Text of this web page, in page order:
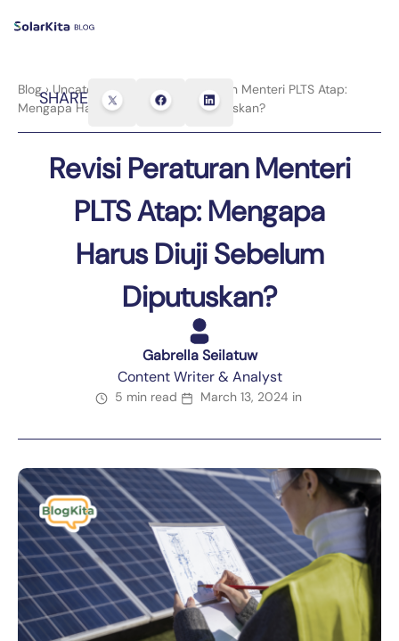
SHARE
Blog›Uncategorized
Revisi Peraturan Menteri PLTS Atap:
Mengapa Harus Diuji Sebelum Diputuskan?
Revisi Peraturan Menteri
PLTS Atap: Mengapa
Harus Diuji Sebelum
Diputuskan?
Gabrella Seilatuw
Content Writer & Analyst
5 min read March 13, 2024 in